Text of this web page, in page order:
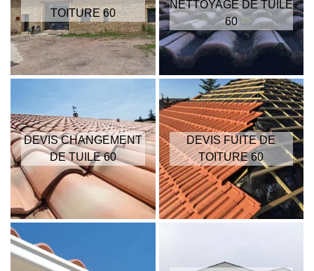
TOITURE 60
NETTOYAGE DE TUILE
60
DEVIS CHANGEMENT
DE TUILE 60
DEVIS FUITE DE
TOITURE 60